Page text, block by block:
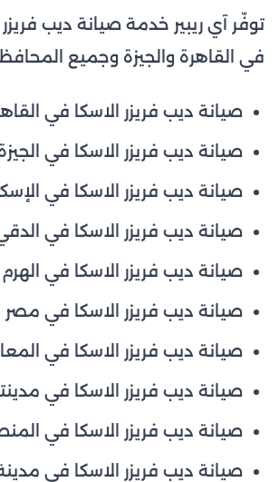
توفّر آي ريبير خدمة صيانة ديب فريزر
في القاهرة والجيزة وجميع
صيانة ديب فريزر الاسكا في
صيانة ديب فريزر الاسكا في
صيانة ديب فريزر الاسكا في
صيانة ديب فريزر الاسكا في
صيانة ديب فريزر الاسكا في الهرم
صيانة ديب فريزر الاسكا في مصر
صيانة ديب فريزر الاسكا في
صيانة ديب فريزر الاسكا في
صيانة ديب فريزر الاسكا في
صيانة ديب فريزر الاسكا في